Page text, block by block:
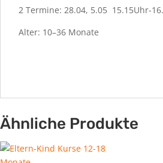
2 Termine: 28.04, 5.05 15.15Uhr-
Alter: 10–36 Monate
Ähnliche Produkte